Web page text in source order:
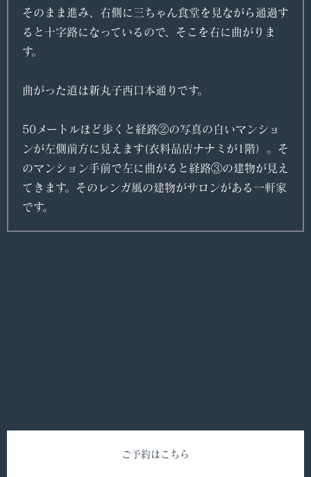
そのまま進み、右側に三ちゃん食堂を見ながら通過す
ると十字路になっているので、そこを右に曲がりま
す。
曲がった道は新丸子西口本通りです。
50メートルほど歩くと経路②の写真の白いマンショ
ンが左側前方に見えます(衣料品店ナナミが1階）。そ
のマンション手前で左に曲がると経路③の建物が見え
てきます。そのレンガ風の建物がサロンがある一軒家
です。
ご予約はこちら